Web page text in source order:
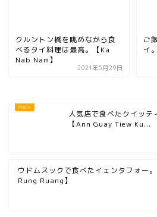
クルントン橋を眺めながら食
べるタイ料理は最高。【Ka
Nab Nam】
2021年5月29日
ご
イ
人気店で食べたクイッテ
【Ann Guay Tiew Ku...
ウドムスックで食べたイェンタフォー
Rung Ruang】